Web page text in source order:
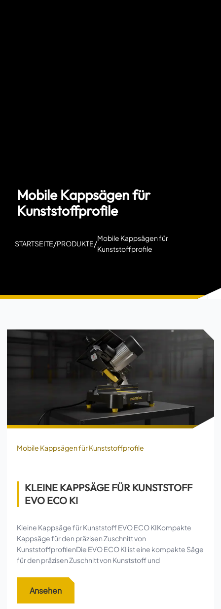
Mobile Kappsägen für
Kunststoffprofile
STARTSEITE/PRODUKTE/
Mobile Kappsägen für
Kunststoffprofile
Mobile Kappsägen für Kunststoffprofile
KLEINE KAPPSÄGE FÜR KUNSTSTOFF
EVO ECO KI
Kleine Kappsäge für Kunststoff EVO ECO KIKompakte
Kappsäge für den präzisen Zuschnitt von
KunststoffprofilenDie EVO ECO KI ist eine kompakte Säge
für den präzisen Zuschnitt von Kunststoff und
Ansehen